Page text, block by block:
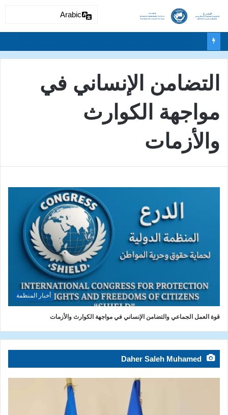
التضامن الإنساني في
مواجهة الكوارث
والأزمات
أخبار المنظمة
قوة العمل الجماعي والتضامن الإنساني في مواجهة الكوارث والأزمات
Daher Saleh Muhamed
Arabic